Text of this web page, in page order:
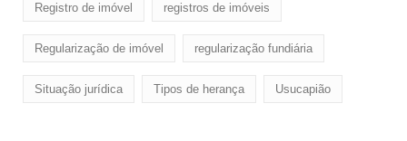
Registro de imóvel registros de imóveis
Regularização de imóvel regularização fundiária
Situação jurídica Tipos de herança Usucapião